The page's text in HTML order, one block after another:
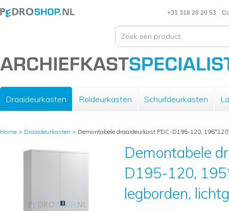
+31 318 20 20 53
Draaideurkasten Roldeurkasten Schuifdeurkasten
Home > Draaideurkasten > Demontabele draaideurkast PDC-D195-120,
Demontabele
D195-120,
legborden,